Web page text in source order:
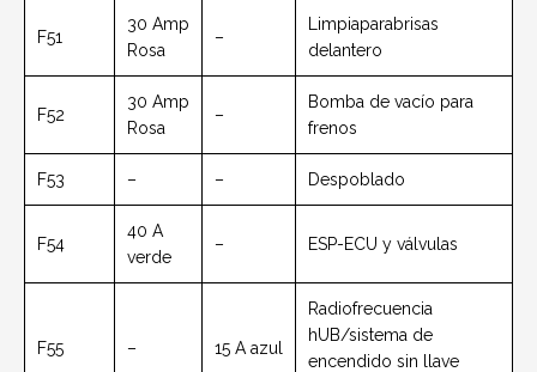
F51
30 Amp
Rosa
–
Limpiaparabrisas
delantero
F52
30 Amp
Rosa
–
Bomba de vacío para
frenos
F53 – – Despoblado
F54
40 A
verde
– ESP-ECU y válvulas
F55 – 15 A azul
Radiofrecuencia
hUB/sistema de
encendido sin llave